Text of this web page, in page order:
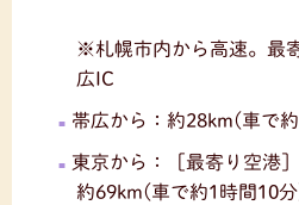
※札幌市内から高速。最
広IC
帯広から：約28km(車で
東京から：［最寄り空港
約69km(車で約1時間10